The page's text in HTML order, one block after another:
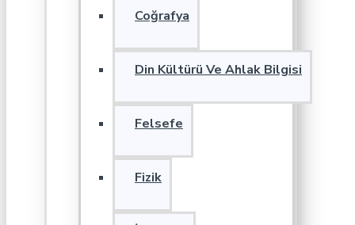
Coğrafya
Din Kültürü Ve Ahlak Bilgisi
Felsefe
Fizik